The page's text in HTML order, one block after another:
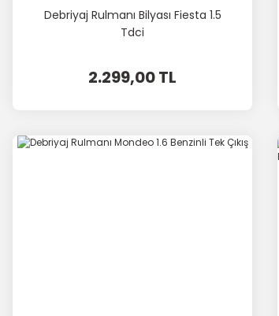
Debriyaj Rulmanı Bilyası Fiesta 1.5
Tdci
2.299,00 TL